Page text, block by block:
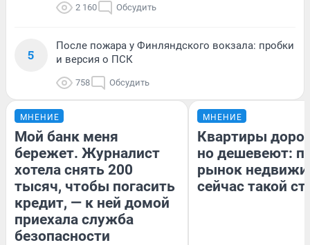
2 160 Обсудить
5
После пожара у Финляндского вокзала: пробки
и версия о ПСК
758 Обсудить
МНЕНИЕ
Мой банк меня
бережет. Журналист
хотела снять 200
тысяч, чтобы погасить
кредит, — к ней домой
приехала служба
безопасности
МНЕНИЕ
Квартиры
но дешевеют:
рынок
сейчас такой